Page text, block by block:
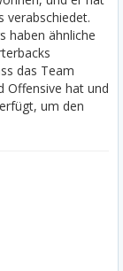
verabschiedet.
haben ähnliche
das Team
Offensive hat und
um den